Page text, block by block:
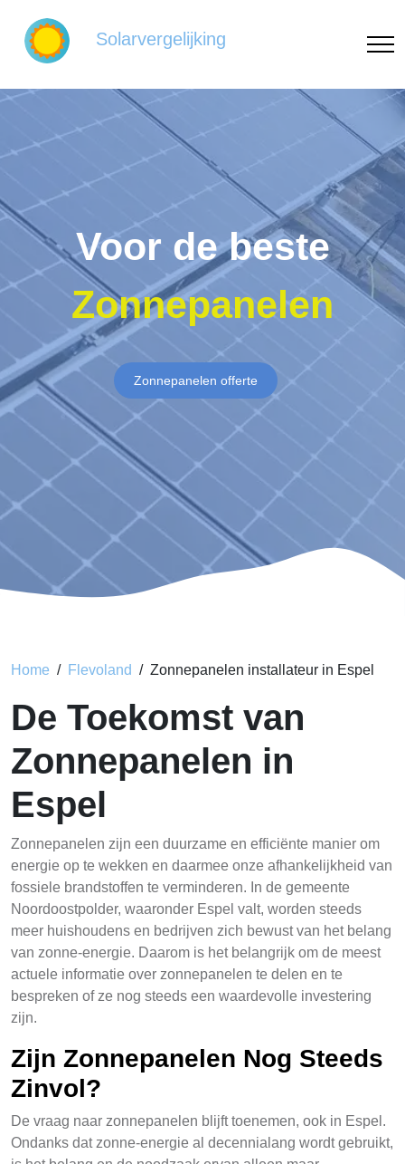
Solarvergelijking
Voor de beste
Zonnepanelen
Zonnepanelen offerte
Home Flevoland Zonnepanelen installateur in Espel
De Toekomst van
Zonnepanelen in
Espel
Zonnepanelen zijn een duurzame en efficiënte manier om
energie op te wekken en daarmee onze afhankelijkheid van
fossiele brandstoffen te verminderen. In de gemeente
Noordoostpolder, waaronder Espel valt, worden steeds
meer huishoudens en bedrijven zich bewust van het belang
van zonne-energie. Daarom is het belangrijk om de meest
actuele informatie over zonnepanelen te delen en te
bespreken of ze nog steeds een waardevolle investering
zijn.
Zijn Zonnepanelen Nog Steeds
Zinvol?
De vraag naar zonnepanelen blijft toenemen, ook in Espel.
Ondanks dat zonne-energie al decennialang wordt gebruikt,